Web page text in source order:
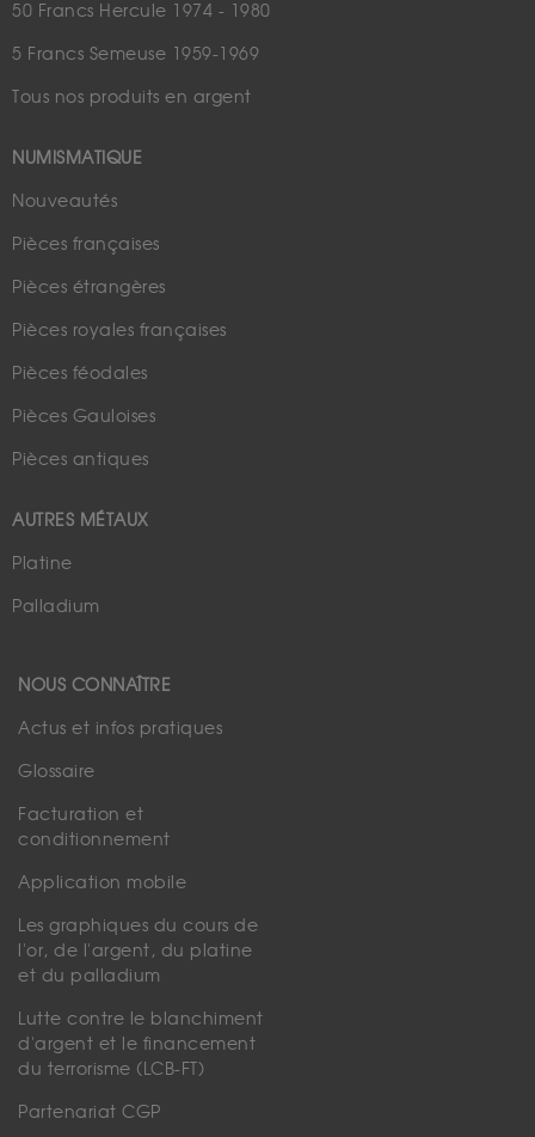
50 Francs Hercule 1974 - 1980
5 Francs Semeuse 1959-1969
Tous nos produits en argent
NUMISMATIQUE
Nouveautés
Pièces françaises
Pièces étrangères
Pièces royales françaises
Pièces féodales
Pièces Gauloises
Pièces antiques
AUTRES MÉTAUX
Platine
Palladium
NOUS CONNAÎTRE
Actus et infos pratiques
Glossaire
Facturation et
conditionnement
Application mobile
Les graphiques du cours de
l'or, de l'argent, du platine
et du palladium
Lutte contre le blanchiment
d'argent et le financement
du terrorisme (LCB-FT)
Partenariat CGP